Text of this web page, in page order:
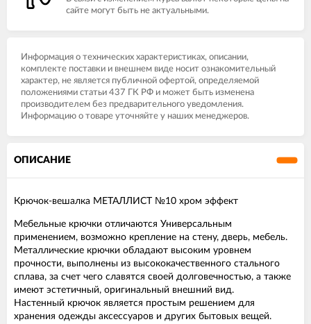
сайте могут быть не актуальными.
Информация о технических характеристиках, описании,
комплекте поставки и внешнем виде носит ознакомительный
характер, не является публичной офертой, определяемой
положениями статьи 437 ГК РФ и может быть изменена
производителем без предварительного уведомления.
Информацию о товаре уточняйте у наших менеджеров.
ОПИСАНИЕ
Крючок-вешалка МЕТАЛЛИСТ №10 хром эффект
Мебельные крючки отличаются Универсальным
применением, возможно крепление на стену, дверь, мебель.
Металлические крючки обладают высоким уровнем
прочности, выполнены из высококачественного стального
сплава, за счет чего славятся своей долговечностью, а также
имеют эстетичный, оригинальный внешний вид.
Настенный крючок является простым решением для
хранения одежды аксессуаров и других бытовых вещей.